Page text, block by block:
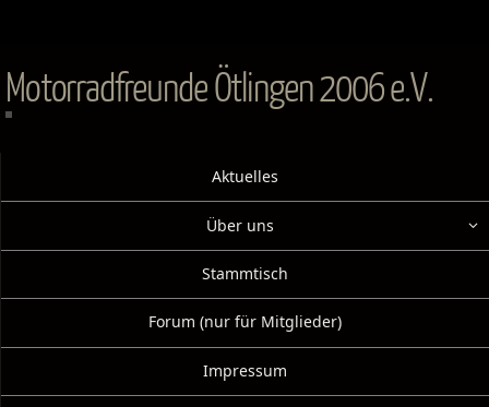
springen
Motorradfreunde Ötlingen 2006 e.V.
springen
Aktuelles
Über uns
Stammtisch
Forum (nur für Mitglieder)
Impressum